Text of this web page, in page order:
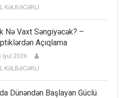
KƏLBƏCƏRLİ
Nə Vaxt Səngiyəcək? –
Açıqlama
İyul 2026
KƏLBƏCƏRLİ
Dünəndən Başlayan Güclü